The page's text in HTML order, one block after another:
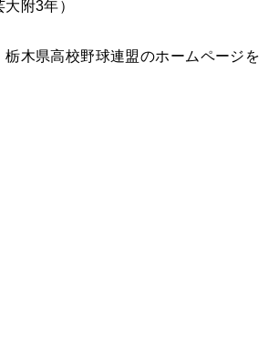
附3年）
木県高校野球連盟のホームページを